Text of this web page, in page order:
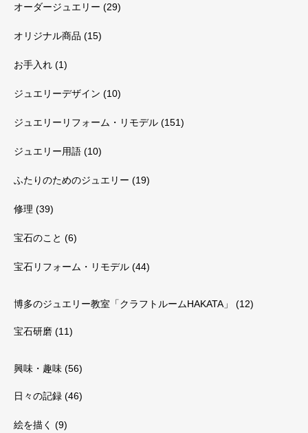
オーダージュエリー (29)
オリジナル商品 (15)
お手入れ (1)
ジュエリーデザイン (10)
ジュエリーリフォーム・リモデル (151)
ジュエリー用語 (10)
ふたりのためのジュエリー (19)
修理 (39)
宝石のこと (6)
宝石リフォーム・リモデル (44)
博多のジュエリー教室「クラフトルームHAKATA」 (12)
宝石研磨 (11)
興味・趣味 (56)
日々の記録 (46)
絵を描く (9)